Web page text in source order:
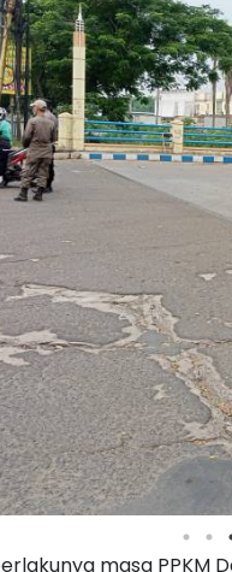
masa PPKM